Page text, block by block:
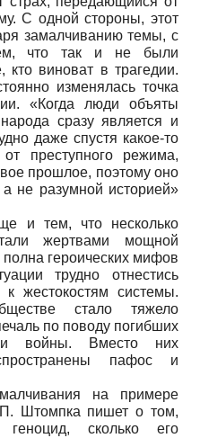
С одной стороны, этот
замалчиванию темы, с
что так и не были
кто виноват в трагедии.
изменялась точка
«Когда люди объяты
сразу является и
даже спустя какое-то
преступного режима,
прошлое, поэтому оно
не разумной историей»
и тем, что несколько
жертвами мощной
героических мифов
трудно отнестись
к жестокостям системы.
стало тяжело
по поводу погибших
войны. Вместо них
пафос и
на примере
Штомпка пишет о том,
сколько его